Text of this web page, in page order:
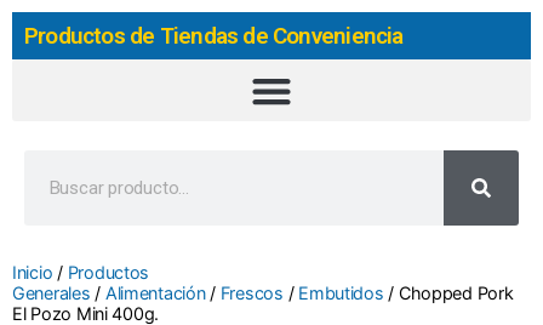
Productos de Tiendas de Conveniencia
Inicio / Productos
Generales / Alimentación/ Frescos / Embutidos / Chopped Pork
El Pozo Mini 400g.